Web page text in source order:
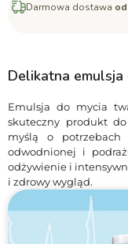
Darmowa dostawa od
Delikatna
Emulsja do mycia
skuteczny produkt do
myślą o potrzebach
odwodnionej i
odżywienie i
i zdrowy wygląd.